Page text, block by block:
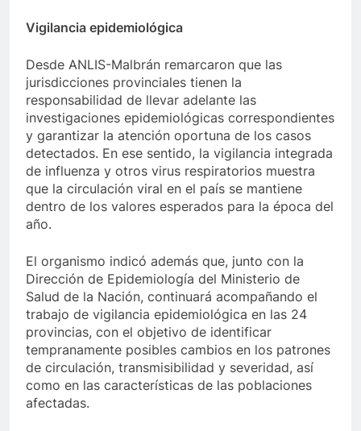
Vigilancia epidemiológica
Desde ANLIS-Malbrán remarcaron que las
jurisdicciones provinciales tienen la
responsabilidad de llevar adelante las
investigaciones epidemiológicas correspondientes
y garantizar la atención oportuna de los casos
detectados. En ese sentido, la vigilancia integrada
de influenza y otros virus respiratorios muestra
que la circulación viral en el país se mantiene
dentro de los valores esperados para la época del
año.
El organismo indicó además que, junto con la
Dirección de Epidemiología del Ministerio de
Salud de la Nación, continuará acompañando el
trabajo de vigilancia epidemiológica en las 24
provincias, con el objetivo de identificar
tempranamente posibles cambios en los patrones
de circulación, transmisibilidad y severidad, así
como en las características de las poblaciones
afectadas.